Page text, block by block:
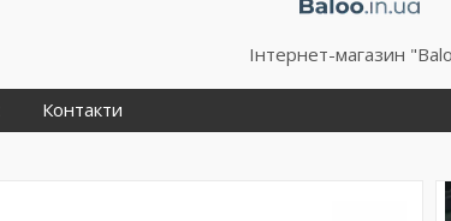
Інтернет-магазин
Контакти